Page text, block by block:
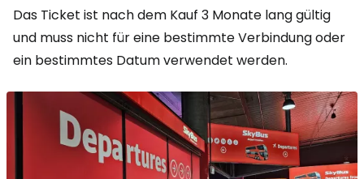
Das Ticket ist nach dem Kauf 3 Monate lang gültig
und muss nicht für eine bestimmte Verbindung oder
ein bestimmtes Datum verwendet werden.